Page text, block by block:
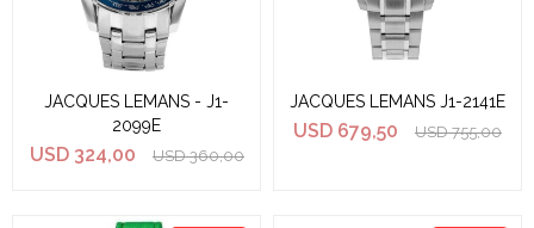
JACQUES LEMANS - J1-
2099E
USD 324,00 USD 360,00
JACQUES LEMANS J1-2141E
USD 679,50 USD 755,00